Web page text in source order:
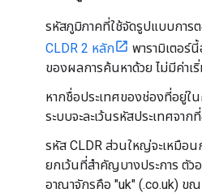
รหัสภูมิภาคที่ใช้จัดรูปแบบการ
CLDR 2 หลัก
พารามิเตอร์
ของผลการค้นหาด้วย ไม่มีค่าเ
หากชื่อประเทศของช่องที่อยู่ใ
ระบบจะละเว้นรหัสประเทศจาก
รหัส CLDR ส่วนใหญ่จะเหมือ
ยกเว้นที่สำคัญบางประการ ตัว
อาณาจักรคือ "uk" (.co.uk) ข